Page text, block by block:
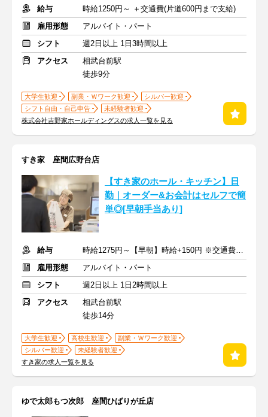
給与
時給1250円～ ＋交通費(片道600円まで支給)
雇用形態
アルバイト・パート
シフト
週2日以上 1日3時間以上
アクセス
相武台前駅
徒歩9分
大学生歓迎 副業・Ｗワーク歓迎
シルバー歓迎
シフト自由・自己申告
未経験者歓迎
株式会社吉野家ホールディングスの求人一覧を見る
すき家 座間広野台店
【すき家のホール・キッチン】日
勤｜オーダー&お会計はセルフで簡
単◎[早朝手当あり]
給与
時給1275円～【早朝】時給+150円 ※交通費支給
雇用形態
アルバイト・パート
シフト
週2日以上 1日2時間以上
アクセス
相武台前駅
徒歩14分
大学生歓迎 高校生歓迎
副業・Ｗワーク歓迎
シルバー歓迎
未経験者歓迎
すき家の求人一覧を見る
ゆで太郎もつ次郎 座間ひばりが丘店